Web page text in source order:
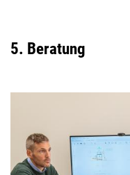
5. Beratung